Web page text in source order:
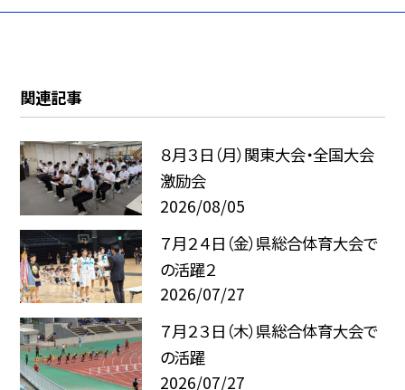
関連記事
８月３日（月）関東大会・全国大会
激励会
2026/08/05
７月２４日（金）県総合体育大会で
の活躍２
2026/07/27
７月２３日（木）県総合体育大会で
の活躍
2026/07/27